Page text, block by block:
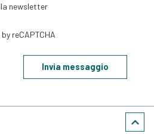
newsletter
Invia messaggio